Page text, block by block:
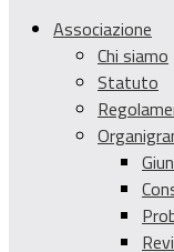
Associazione
Chi siamo
Statuto